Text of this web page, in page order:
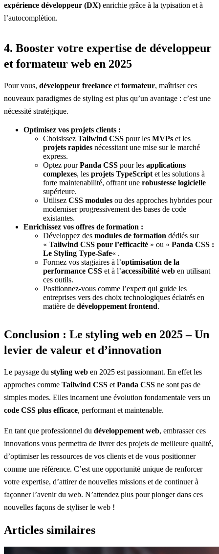
expérience développeur (DX) enrichie grâce à la typisation et à
l’autocomplétion.
4. Booster votre expertise de développeur
et formateur web en 2025
Pour vous, développeur freelance et formateur, maîtriser ces
nouveaux paradigmes de styling est plus qu’un avantage : c’est une
nécessité stratégique.
Optimisez vos projets clients :
Choisissez Tailwind CSS pour les MVPs et les
projets rapides nécessitant une mise sur le marché
express.
Optez pourPanda CSS pour les applications
complexes, les projets TypeScript et les solutions à
forte maintenabilité, offrant une robustesse logicielle
supérieure.
Utilisez CSS modules ou des approches hybrides pour
moderniser progressivement des bases de code
existantes.
Enrichissez vos offres de formation :
Développez des modules de formation dédiés sur
« Tailwind CSS pour l’efficacité » ou « Panda CSS :
Le Styling Type-Safe« .
Formez vos stagiaires à l’optimisation de la
performance CSS et à l’accessibilité web en utilisant
ces outils.
Positionnez-vous comme l’expert qui guide les
entreprises vers des choix technologiques éclairés en
matière de développement frontend.
Conclusion : Le styling web en 2025 – Un
levier de valeur et d’innovation
Le paysage du styling web en 2025 est passionnant. En effet les
approches comme Tailwind CSS et Panda CSS ne sont pas de
simples modes. Elles incarnent une évolution fondamentale vers un
code CSS plus efficace, performant et maintenable.
En tant que professionnel du développement web, embrasser ces
innovations vous permettra de livrer des projets de meilleure qualité,
d’optimiser les ressources de vos clients et de vous positionner
comme une référence. C’est une opportunité unique de renforcer
votre expertise, d’attirer de nouvelles missions et de continuer à
façonner l’avenir du web. N’attendez plus pour plonger dans ces
nouvelles façons de styliser le web !
Articles similaires